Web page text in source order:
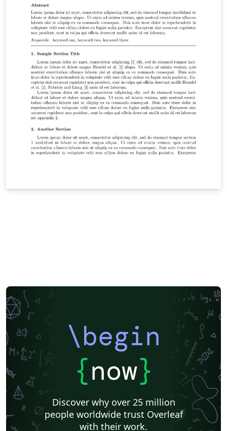
\begin
{now}
Discover why over 25 million
people worldwide trust Overleaf
with their work.